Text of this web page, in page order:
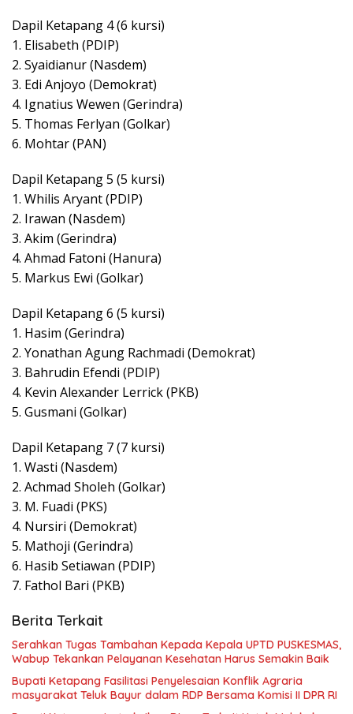
Dapil Ketapang 4 (6 kursi)
1. Elisabeth (PDIP)
2. Syaidianur (Nasdem)
3. Edi Anjoyo (Demokrat)
4. Ignatius Wewen (Gerindra)
5. Thomas Ferlyan (Golkar)
6. Mohtar (PAN)
Dapil Ketapang 5 (5 kursi)
1. Whilis Aryant (PDIP)
2. Irawan (Nasdem)
3. Akim (Gerindra)
4. Ahmad Fatoni (Hanura)
5. Markus Ewi (Golkar)
Dapil Ketapang 6 (5 kursi)
1. Hasim (Gerindra)
2. Yonathan Agung Rachmadi (Demokrat)
3. Bahrudin Efendi (PDIP)
4. Kevin Alexander Lerrick (PKB)
5. Gusmani (Golkar)
Dapil Ketapang 7 (7 kursi)
1. Wasti (Nasdem)
2. Achmad Sholeh (Golkar)
3. M. Fuadi (PKS)
4. Nursiri (Demokrat)
5. Mathoji (Gerindra)
6. Hasib Setiawan (PDIP)
7. Fathol Bari (PKB)
Berita Terkait
Serahkan Tugas Tambahan Kepada Kepala UPTD PUSKESMAS,
Wabup Tekankan Pelayanan Kesehatan Harus Semakin Baik
Bupati Ketapang Fasilitasi Penyelesaian Konflik Agraria
masyarakat Teluk Bayur dalam RDP Bersama Komisi II DPR RI